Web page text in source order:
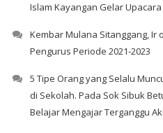
Islam Kayangan Gelar
Kembar Mulana Sitanggang, Ir
Pengurus Periode 2021-2023
5 Tipe Orang yang Selalu
di Sekolah. Pada Sok Sibuk
Belajar Mengajar Terganggu